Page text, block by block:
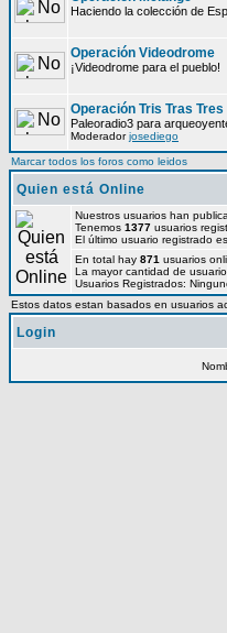
Haciendo la colección de
Operación Videodrome
¡Videodrome para el pueblo!
Operación Tris Tras Tres
Paleoradio3 para
Moderadorjosediego
Marcar todos los foros como leidos
Quien está Online
Nuestros usuarios han
Tenemos 1377 usuarios
El último usuario registrado es
En total hay 871 usuarios
La mayor cantidad de
Usuarios Registrados:
Estos datos estan basados en usuarios
Login